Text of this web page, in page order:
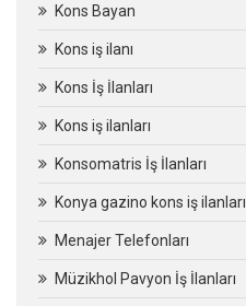
Kons Bayan
Kons iş ilanı
Kons İş İlanları
Kons iş ilanları
Konsomatris İş İlanları
Konya gazino kons iş ilanları
Menajer Telefonları
Müzikhol Pavyon İş İlanları